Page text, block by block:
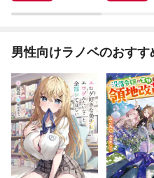
男性向けラノベのおすす